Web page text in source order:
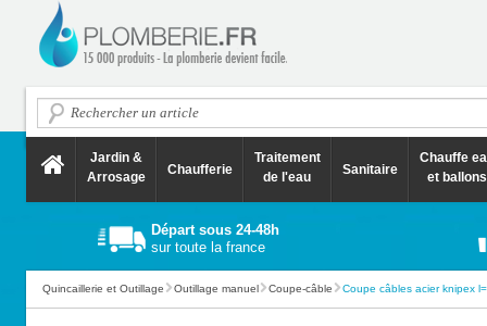
Jardin &
Arrosage
Chaufferie
Traitement
de l'eau
Sanitaire
Chauffe
et ballons
Départ sous 24-48h
sur toute la france
Quincaillerie et Outillage Outillage manuel Coupe-câble Coupe câbles acier knipex